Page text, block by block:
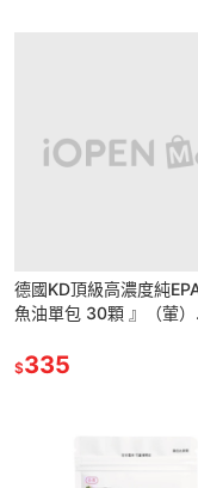
德國KD頂級高濃度純
魚油單包 30顆 』（葷）
$335